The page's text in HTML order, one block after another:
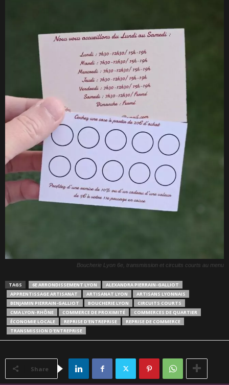
Boucherie Lyon 6e, transmission et circuits courts au menu
TAGS 6E ARRONDISSEMENT LYON
ALEXANDRA PIERRAIN-GALLIOT
APPRENTISSAGE ARTISANAT
ARTISANAT LYON
ARTISANS LYONNAIS
BENJAMIN PIERRAIN-GALLIOT
BOUCHERIE LYON
CIRCUITS COURTS
CMA LYON-RHÔNE
COMMERCE DE PROXIMITÉ
COMMERCES DE QUARTIER
ÉCONOMIE LOCALE
REPRISE D'ENTREPRISE
REPRISE DE COMMERCE
TRANSMISSION D'ENTREPRISE
Share